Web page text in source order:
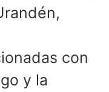
con
y la